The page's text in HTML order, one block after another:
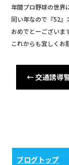
年間プロ野球の世界
同い年なので『52』
おめでとーございます
これからも宜しくお
←交通誘導
ブログトップ